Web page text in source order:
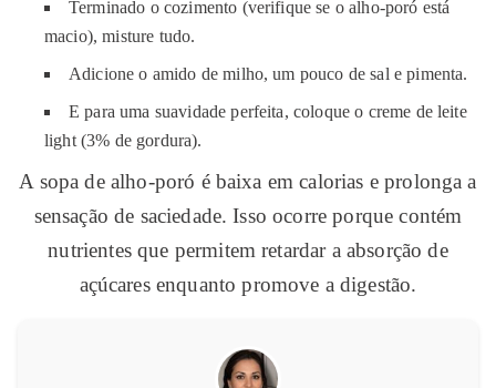
Terminado o cozimento (verifique se o alho-poró está
macio), misture tudo.
Adicione o amido de milho, um pouco de sal e pimenta.
E para uma suavidade perfeita, coloque o creme de leite
light (3% de gordura).
A sopa de alho-poró é baixa em calorias e prolonga a
sensação de saciedade. Isso ocorre porque contém
nutrientes que permitem retardar a absorção de
açúcares enquanto promove a digestão.